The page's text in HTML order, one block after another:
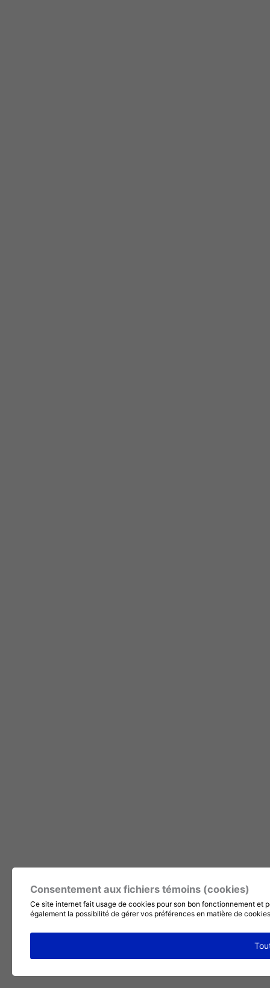
Consentement aux fichiers témoins (cookies)
Ce site internet fait usage de cookies pour son bon fonctionnement et
également la possibilité de gérer vos préférences en matière de